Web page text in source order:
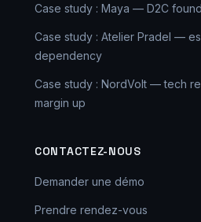
Case study : Maya — D2C
Case study : Atelier Pradel —
dependency
Case study : NordVolt — tech
margin up
CONTACTEZ-NOUS
Demander une démo
Prendre rendez-vous